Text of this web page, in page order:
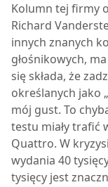
Kolumn tej firmy
Richard
innych znanych
głośnikowych,
się składa, że
określanych jako
mój gust. To
testu miały trafić
Quattro. W
wydania 40
tysięcy jest